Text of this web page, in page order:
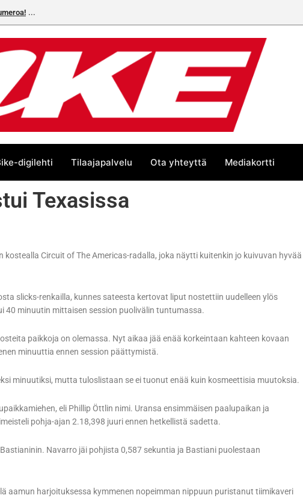
digilehti Tilaajapalvelu Ota yhteyttä Mediakortti
Texasissa
Circuit of The Americas-radalla, joka näytti kuitenkin jo kuivuvan hyvää
slicks-renkailla, kunnes sateesta kertovat liput nostettiin uudelleen ylös
minuutin mittaisen session puolivälin tuntumassa.
paikkoja on olemassa. Nyt aikaa jää enää korkeintaan kahteen kovaan
minuuttia ennen session päättymistä.
minuutiksi, mutta tuloslistaan se ei tuonut enää kuin kosmeettisia muutoksia.
eli Phillip Öttlin nimi. Uransa ensimmäisen paalupaikan ja
pohja-ajan 2.18,398 juuri ennen hetkellistä sadetta.
Navarro jäi pohjista 0,587 sekuntia ja Bastiani puolestaan
aamun harjoituksessa kymmenen nopeimman nippuun puristanut tiimikaveri